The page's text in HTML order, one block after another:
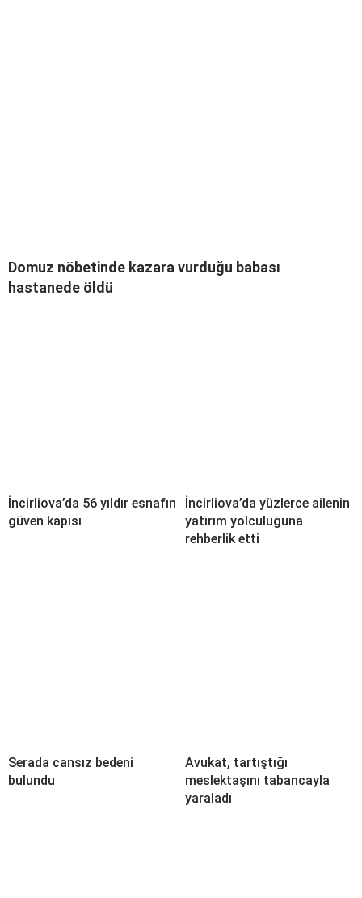
Domuz nöbetinde kazara vurduğu babası
hastanede öldü
İncirliova’da 56 yıldır esnafın
güven kapısı
İncirliova’da yüzlerce ailenin
yatırım yolculuğuna
rehberlik etti
Serada cansız bedeni
bulundu
Avukat, tartıştığı
meslektaşını tabancayla
yaraladı